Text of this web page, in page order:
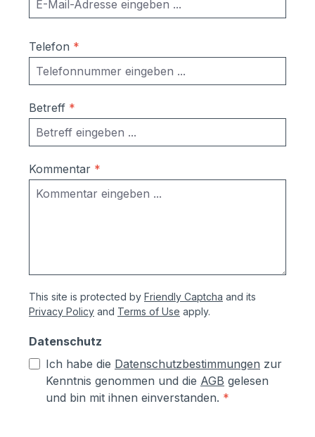
Telefon *
Betreff *
Kommentar *
This site is protected by Friendly Captcha and its
Privacy Policy and Terms of Use apply.
Datenschutz
Ich habe die Datenschutzbestimmungen zur
Kenntnis genommen und die AGB gelesen
und bin mit ihnen einverstanden. *